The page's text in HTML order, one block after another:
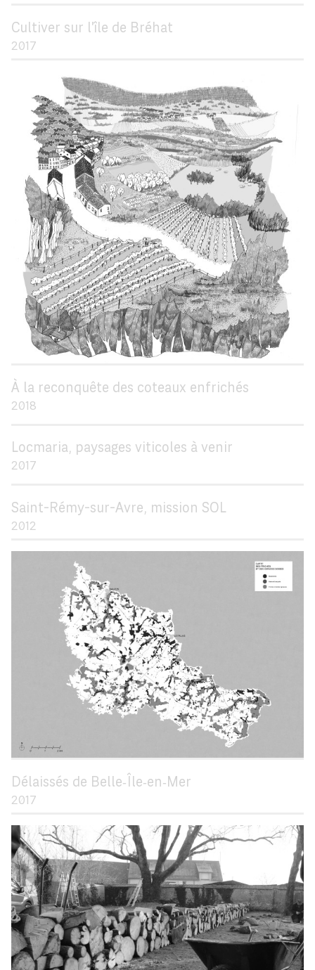
Cultiver sur l'île de Bréhat
2017
À la reconquête des coteaux enfrichés
2018
Locmaria, paysages viticoles à venir
2017
Saint-Rémy-sur-Avre, mission SOL
2012
Délaissés de Belle‑Île‑en‑Mer
2017